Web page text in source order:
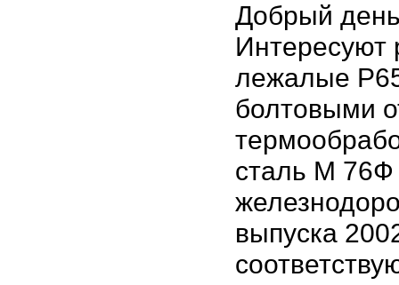
Добрый
Интересуют
лежалые
болтовыми
сталь М
выпуска